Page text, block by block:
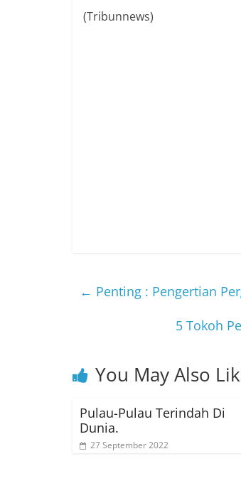
(Tribunnews)
← Penting : Pengertian
5 Tokoh
You May Also
Pulau-Pulau Terindah Di
Dunia.
27 September 2022